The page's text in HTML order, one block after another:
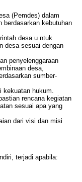
(Pemdes) dalam
berdasarkan kebutuhan
desa u ntuk
desa sesuai dengan
penyelenggaraan
desa,
sumber-
kekuatan hukum.
rencana kegiatan
sesuai apa yang
dari visi dan misi
terjadi apabila: